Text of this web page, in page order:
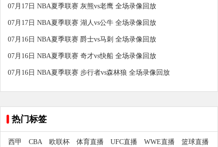
07月17日 NBA夏季联赛 灰熊vs老鹰 全场录像回放
07月17日 NBA夏季联赛 湖人vs公牛 全场录像回放
07月16日 NBA夏季联赛 爵士vs马刺 全场录像回放
07月16日 NBA夏季联赛 奇才vs快船 全场录像回放
07月16日 NBA夏季联赛 步行者vs森林狼 全场录像回放
热门标签
西甲 CBA 欧联杯 体育直播 UFC直播 WWE直播 篮球直播